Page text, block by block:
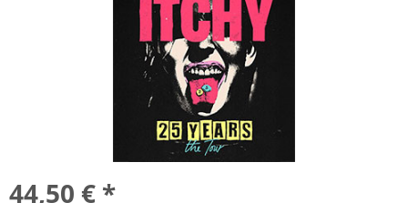
44,50 € *